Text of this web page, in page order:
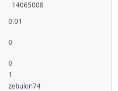
14065008
0.01
0
0
1
zebulon74